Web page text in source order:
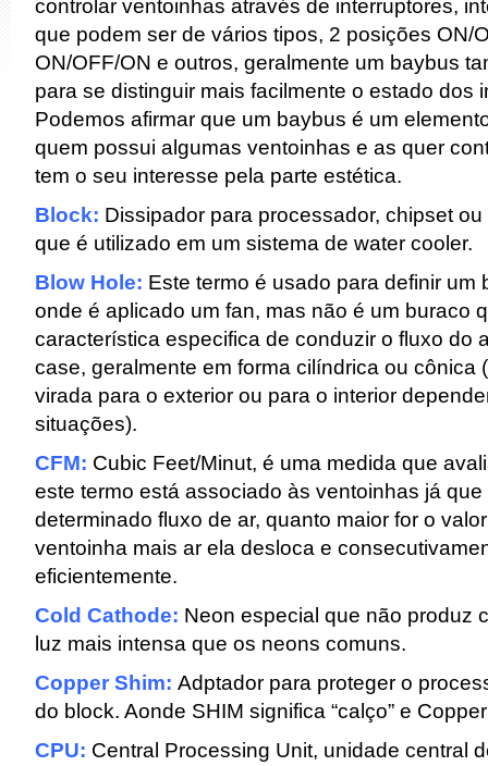
controlar ventoinhas através de interruptores,
que podem ser de vários tipos, 2 posições ON/
ON/OFF/ON e outros, geralmente um baybus
para se distinguir mais facilmente o estado dos
Podemos afirmar que um baybus é um
quem possui algumas ventoinhas e as quer
tem o seu interesse pela parte estética.
Block: Dissipador para processador, chipset
que é utilizado em um sistema de water cooler.
Blow Hole: Este termo é usado para definir um
onde é aplicado um fan, mas não é um buraco
característica especifica de conduzir o fluxo do
case, geralmente em forma cilíndrica ou cônica
virada para o exterior ou para o interior
situações).
CFM: Cubic Feet/Minut, é uma medida que
este termo está associado às ventoinhas já
determinado fluxo de ar, quanto maior for o
ventoinha mais ar ela desloca e
eficientemente.
Cold Cathode: Neon especial que não produz
luz mais intensa que os neons comuns.
Copper Shim: Adptador para proteger o
do block. Aonde SHIM significa “calço” e
CPU: Central Processing Unit, unidade central